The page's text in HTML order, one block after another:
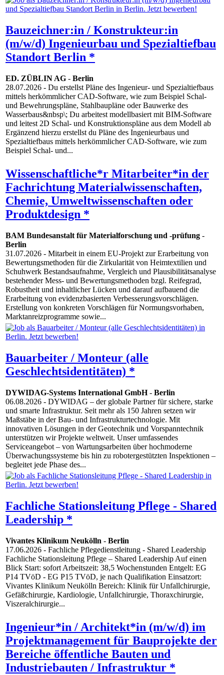
Bauzeichner:in / Konstrukteur:in
(m/w/d) Ingenieurbau und Spezialtiefbau
Standort Berlin *
ED. ZÜBLIN AG - Berlin
28.07.2026 - Du erstellst Pläne des Ingenieur- und Spezialtiefbaus
mittels herkömmlicher CAD-Software, wie zum Beispiel Schal-
und Bewehrungspläne, Stahlbaupläne oder Bauwerke des
Wasserbaus&nbsp\; Du arbeitest modellbasiert mit BIM-Software
und leitest 2D Schal- und Konstruktionspläne aus dem Modell ab
Ergänzend hierzu erstellst du Pläne des Ingenieurbaus und
Spezialtiefbaus mittels herkömmlicher CAD-Software, wie zum
Beispiel Schal- und...
Wissenschaftliche*r Mitarbeiter*in der
Fachrichtung Materialwissenschaften,
Chemie, Umweltwissenschaften oder
Produktdesign *
BAM Bundesanstalt für Materialforschung und -prüfung -
Berlin
31.07.2026 - Mitarbeit in einem EU-Projekt zur Erarbeitung von
Bewertungsmethoden für die Zirkularität von Heimtextilien und
Schuhwerk Bestandsaufnahme, Vergleich und Plausibilitätsanalyse
bestehender Mess- und Bewertungsmethoden bzgl. Reifegrad,
Robustheit und inhaltlicher Lücken und darauf aufbauend die
Erarbeitung von evidenzbasierten Verbesserungsvorschlägen.
Erstellung von konkreten Vorschlägen für Normungsvorhaben,
Marktanreizprogramme sowie...
Bauarbeiter / Monteur (alle
Geschlechtsidentitäten) *
DYWIDAG-Systems International GmbH- Berlin
06.08.2026 - DYWIDAG – der globale Partner für sichere, starke
und smarte Infrastruktur. Seit mehr als 150 Jahren setzen wir
Maßstäbe in der Bau- und Infrastrukturtechnologie. Mit
innovativen Lösungen in der Geotechnik und Vorspanntechnik
unterstützen wir Projekte weltweit. Unser umfassendes
Serviceangebot – von Wartungsarbeiten über hochmoderne
Überwachungssysteme bis hin zu robotergestützten Inspektionen –
begleitet jede Phase des...
Fachliche Stationsleitung Pflege - Shared
Leadership *
Vivantes Klinikum Neukölln - Berlin
17.06.2026 - Fachliche Pflegedienstleitung - Shared Leadership
Fachliche Stationsleitung Pflege – Shared Leadership Auf einen
Blick Start: sofort Arbeitszeit: 38,5 Wochenstunden Entgelt: EG
P14 TVöD - EG P15 TVöD, je nach Qualifikation Einsatzort:
Vivantes Klinikum Neukölln Bereich: Klinik für Unfallchirurgie,
Gefäßchirurgie, Kardiologie, Unfallchirurgie, Thoraxchirurgie,
Viszeralchirurgie...
Ingenieur*in / Architekt*in (m/w/d) im
Projektmanagement für Bauprojekte der
Bereiche öffentliche Bauten und
Industriebauten / Infrastruktur *